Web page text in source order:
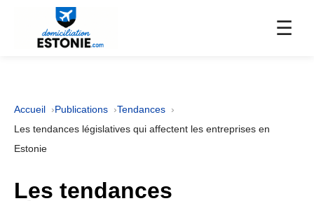
☰
Accueil Publications
Tendances
Les tendances législatives qui affectent les entreprises en
Estonie
Les tendances